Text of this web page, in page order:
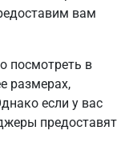
вам
посмотреть в
размерах,
если у вас
предоставят